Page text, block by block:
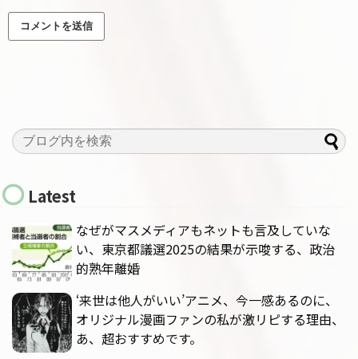
Latest
なぜがマスメディアもネットも言及していな
い、東京都議選2025の結果が示唆する、政治
的熟年離婚
‘来世は他人がいい’アニメ、今一感あるのに、
オリジナル漫画ファンの私が激リピする理由、
あ、超おすすめです。